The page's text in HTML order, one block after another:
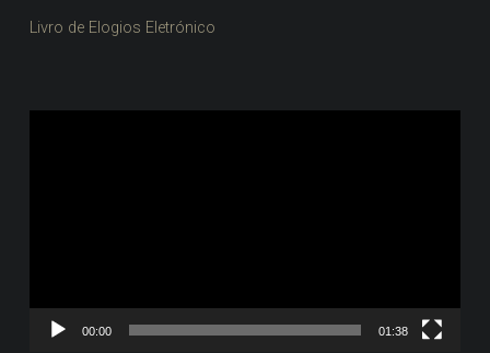
Livro de Elogios Eletrónico
00:00 01:38